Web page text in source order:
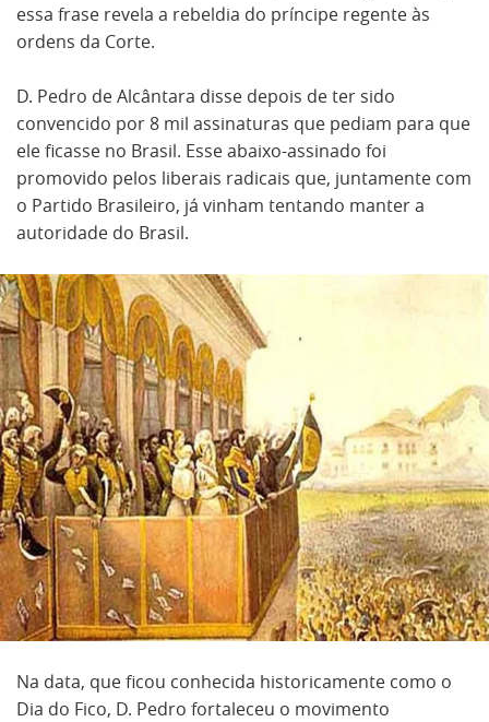
essa frase revela a rebeldia do príncipe regente às
ordens da Corte.
D. Pedro de Alcântara disse depois de ter sido
convencido por 8 mil assinaturas que pediam para que
ele ficasse no Brasil. Esse abaixo-assinado foi
promovido pelos liberais radicais que, juntamente com
o Partido Brasileiro, já vinham tentando manter a
autoridade do Brasil.
Na data, que ficou conhecida historicamente como o
Dia do Fico, D. Pedro fortaleceu o movimento